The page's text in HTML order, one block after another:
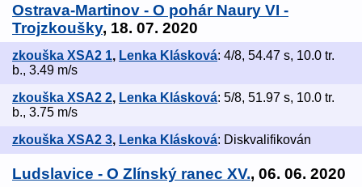
Ostrava-Martinov - O pohár Naury VI -
Trojzkoušky, 18. 07. 2020
zkouška XSA2 1, Lenka Klásková: 4/8, 54.47 s, 10.0 tr.
b., 3.49 m/s
zkouška XSA2 2, Lenka Klásková: 5/8, 51.97 s, 10.0 tr.
b., 3.75 m/s
zkouška XSA2 3, Lenka Klásková: Diskvalifikován
Ludslavice - O Zlínský ranec XV., 06. 06. 2020